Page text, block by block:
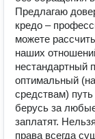
Предлагаю
кредо –
можете
наших
нестандартный
оптимальный
средствам)
берусь за
заплатят.
права всегда